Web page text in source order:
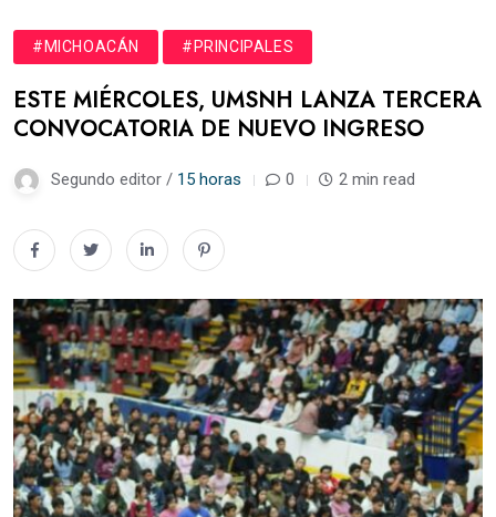
#MICHOACÁN #PRINCIPALES
ESTE MIÉRCOLES, UMSNH LANZA TERCERA
CONVOCATORIA DE NUEVO INGRESO
Segundo editor / 15 horas 0 2 min read